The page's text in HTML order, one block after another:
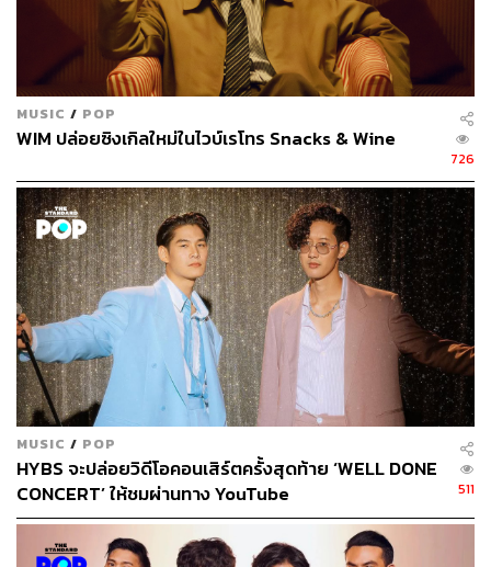
สุพัฒน์ ศิวะพรพันธ์
Content Creator ผู้หลงใหลในทุกศาสตร์และ
วัฒนธรรมของประเทศญี่ปุ่น
MUSIC / POP
WIM ปล่อยซิงเกิลใหม่ในไวบ์เรโทร Snacks & Wine
726
MUSIC / POP
HYBS จะปล่อยวิดีโอคอนเสิร์ตครั้งสุดท้าย ‘WELL DONE
CONCERT’ ให้ชมผ่านทาง YouTube
511